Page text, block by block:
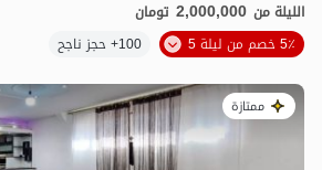
الليلة من 2,000,000 تومان
5٪ خصم من ليلة 5
100+ حجز ناجح
ممتازة